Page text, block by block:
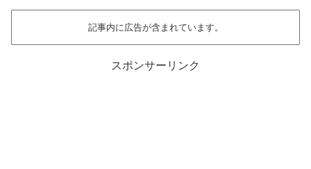
記事内に広告が含まれています。
スポンサーリンク